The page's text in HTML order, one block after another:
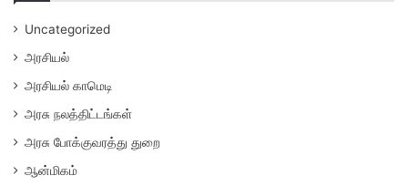
Uncategorized
அரசியல்
அரசியல் காமெடி
அரசு நலத்திட்டங்கள்
அரசு போக்குவரத்து துறை
ஆன்மிகம்